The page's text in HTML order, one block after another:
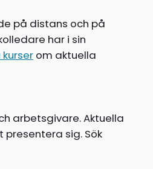
på distans och på
har i sin
om aktuella
arbetsgivare. Aktuella
sig. Sök